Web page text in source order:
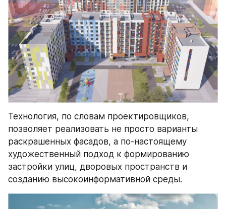
Технология, по словам проектировщиков,
позволяет реализовать не просто варианты
раскрашенных фасадов, а по-настоящему
художественный подход к формированию
застройки улиц, дворовых пространств и
созданию высокоинформативной среды.